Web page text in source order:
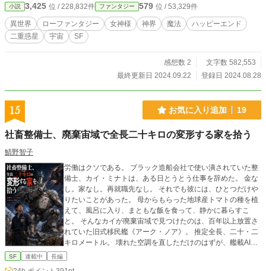
小説 3,425 位 / 228,832件 ファンタジー 579 位 / 53,329件
異世界 ローファンタジー 女神様 神界 魔法
ハッピーエンド
二重惑星
宇宙 SF
感想数 2
文字数 582,553
最終更新日 2024.09.22
登録日 2024.08.28
15 お気に入り追加 19
社畜整備士、廃棄宙域で全長二十キロの変形する家を拾う
鯖野智子
労働はクソである。 ブラック造船会社で使い潰されていた整
備士、カイ・ミナトは、ある日とうとう仕事を辞めた。 金な
し。家なし。再就職先なし。 それでも彼には、ひとつだけや
りたいことがあった。 母からもらった地球産トマトの種を植
えて、風呂に入り、まともな飯を食って、静かに暮らすこ
と。 そんなカイが廃棄宙域で見つけたのは、百年以上放置さ
れていた旧式移民艦《アーク・ノア》。 推定全長、二十・二
キロメートル。 壊れた空調を直しただけのはずが、艦載AIノ
アにより、なぜかカイは暫定管理人として登録されてしま
SF 連載中 長編